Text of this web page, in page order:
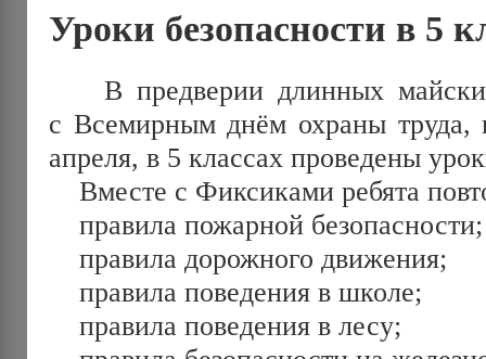
Уроки безопасности в 5
В предверии длинных
с Всемирным днём охраны труда,
апреля, в 5 классах проведены
Вместе с Фиксиками ребята
правила пожарной безопасности;
правила дорожного движения;
правила поведения в школе;
правила поведения в лесу;